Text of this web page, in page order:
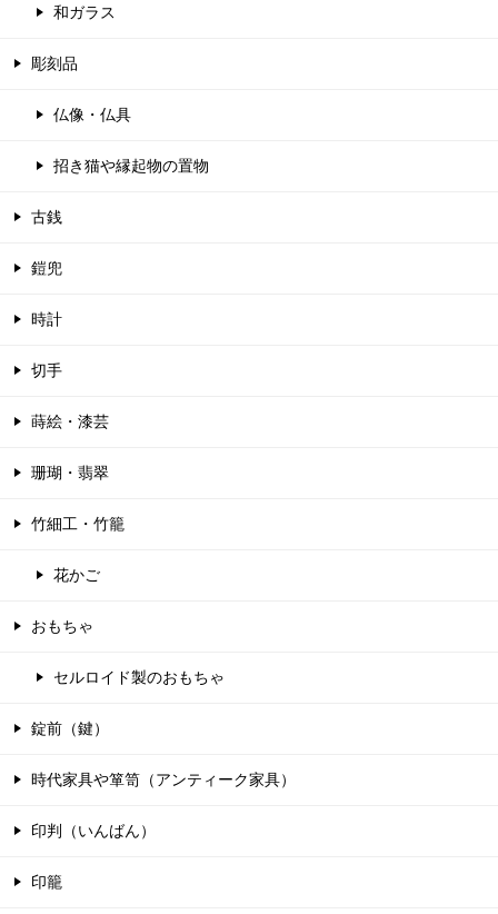
和ガラス
彫刻品
仏像・仏具
招き猫や縁起物の置物
古銭
鎧兜
時計
切手
蒔絵・漆芸
珊瑚・翡翠
竹細工・竹籠
花かご
おもちゃ
セルロイド製のおもちゃ
錠前（鍵）
時代家具や箪笥（アンティーク家具）
印判（いんばん）
印籠